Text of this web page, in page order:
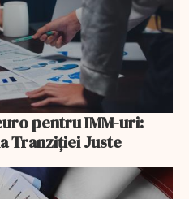
pentru IMM-uri:
Tranziției Juste